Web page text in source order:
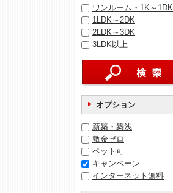
ワンルーム・1K～1DK
1LDK～2DK
2LDK～3DK
3LDK以上
オプション
新築・築浅
敷金ゼロ
ペット可
キャンペーン
インターネット無料